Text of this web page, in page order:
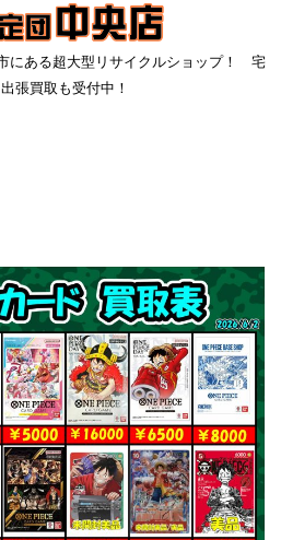
にある超大型リサイクルショップ！ 宅
張買取も受付中！